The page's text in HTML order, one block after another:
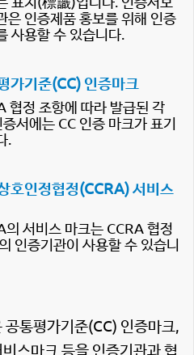
은 인증제품 홍보를 위해 인증
사용할 수 있습니다.
가기준(CC) 인증마크
협정 조항에 따라 발급된 각
증서에는 CC 인증 마크가 표기
.
호인정협정(CCRA) 서비스
의 서비스 마크는 CCRA 협정
인증기관이 사용할 수 있습니
통평가기준(CC) 인증마크,
스마크 등을 인증기관과 협